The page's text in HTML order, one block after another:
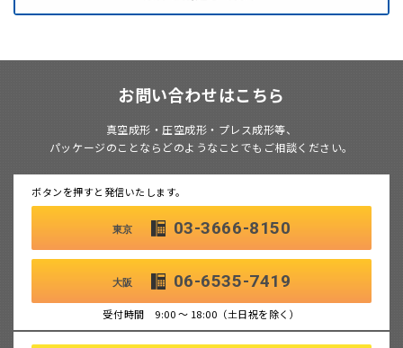
お問い合わせはこちら
真空成形・圧空成形・プレス成形等、
パッケージのことならどのようなことでもご相談ください。
ボタンを押すと発信いたします。
東京 03-3666-8150
大阪 06-6535-7419
受付時間 9:00 ～ 18:00（土日祝を除く）